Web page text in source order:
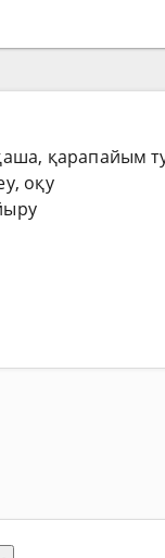
қарапайым
оқу